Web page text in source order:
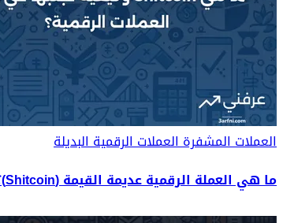
العملات المشفرةالعملات الرقمية البديلة
ما هي العملة الرقمية عديمة القيمة (Shitcoin)؟